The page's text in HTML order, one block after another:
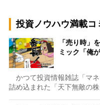
投資ノウハウ満載コ
「売り時」
ミック「俺
かつて投資情報雑誌「マ
詰め込まれた「天下無敵の